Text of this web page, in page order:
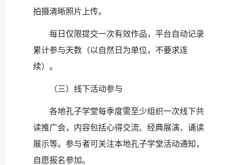
拍摄清晰照片上传。
每日仅限提交一次有效作品，平台自动记录
累计参与天数（以自然日为单位，不要求连
续）。
（三）线下活动参与
各地孔子学堂每季度需至少组织一次线下共
读推广会，内容包括心得交流、经典展演、诵读
展示等。参与者可关注本地孔子学堂活动通知，
自愿报名参加。